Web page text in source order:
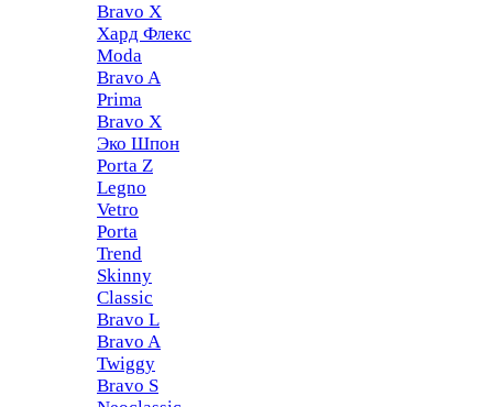
Bravo X
Хард Флекс
Moda
Bravo A
Prima
Bravo X
Эко Шпон
Porta Z
Legno
Vetro
Porta
Trend
Skinny
Classic
Bravo L
Bravo A
Twiggy
Bravo S